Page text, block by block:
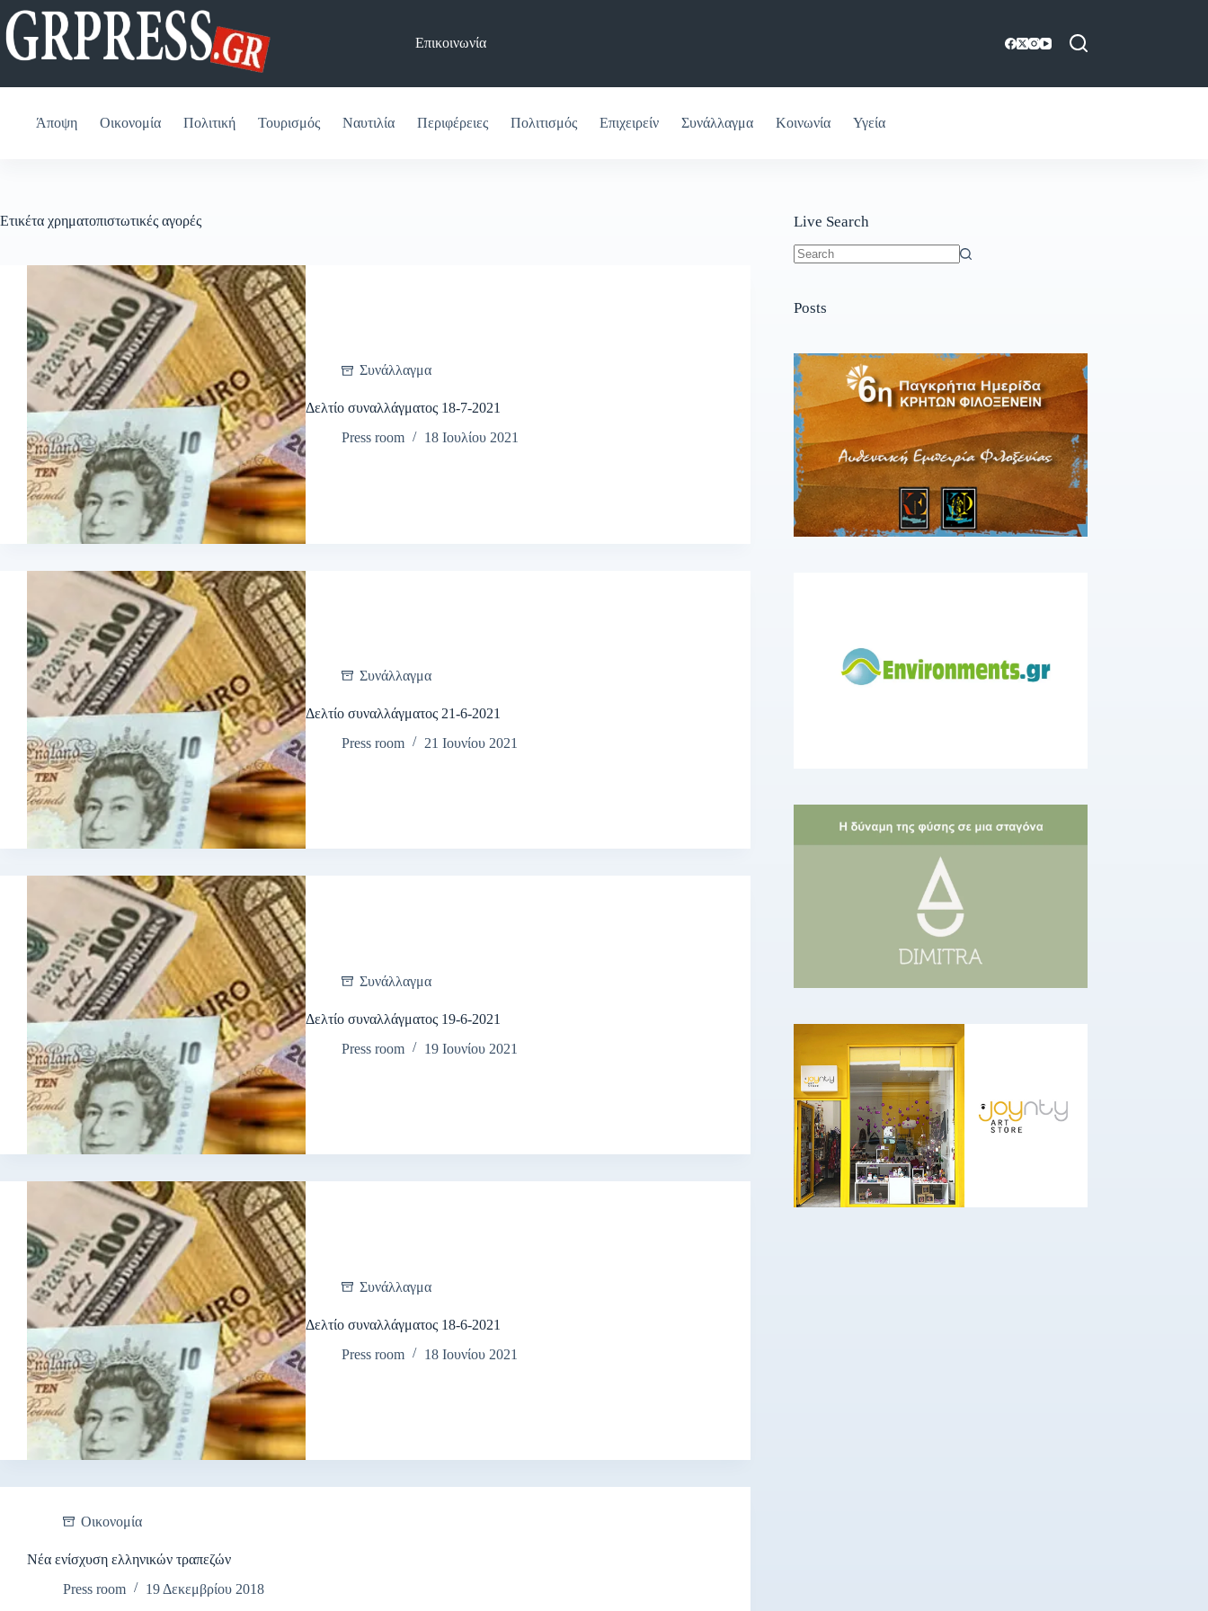
Μετάβαση
στο
περιεχόμενο
Επικοινωνία
Άποψη Οικονομία Πολιτική Τουρισμός Ναυτιλία Περιφέρειες Πολιτισμός Επιχειρείν Συνάλλαγμα Κοινωνία Υγεία
Ετικέτα χρηματοπιστωτικές αγορές
Συνάλλαγμα
Δελτίο συναλλάγματος 18-7-2021
Press room
18 Ιουλίου 2021
Συνάλλαγμα
Δελτίο συναλλάγματος 21-6-2021
Press room
21 Ιουνίου 2021
Συνάλλαγμα
Δελτίο συναλλάγματος 19-6-2021
Press room
19 Ιουνίου 2021
Συνάλλαγμα
Δελτίο συναλλάγματος 18-6-2021
Press room
18 Ιουνίου 2021
Οικονομία
Νέα ενίσχυση ελληνικών τραπεζών
Press room
19 Δεκεμβρίου 2018
Live Search
Posts